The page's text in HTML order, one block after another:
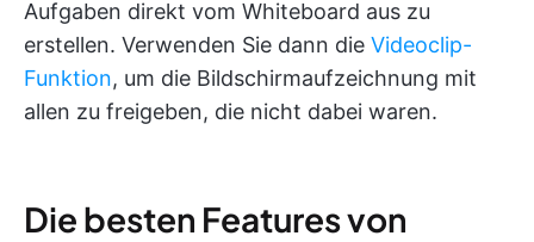
Aufgaben direkt vom Whiteboard aus zu
erstellen. Verwenden Sie dann die Videoclip-
Funktion, um die Bildschirmaufzeichnung mit
allen zu freigeben, die nicht dabei waren.
Die besten Features von